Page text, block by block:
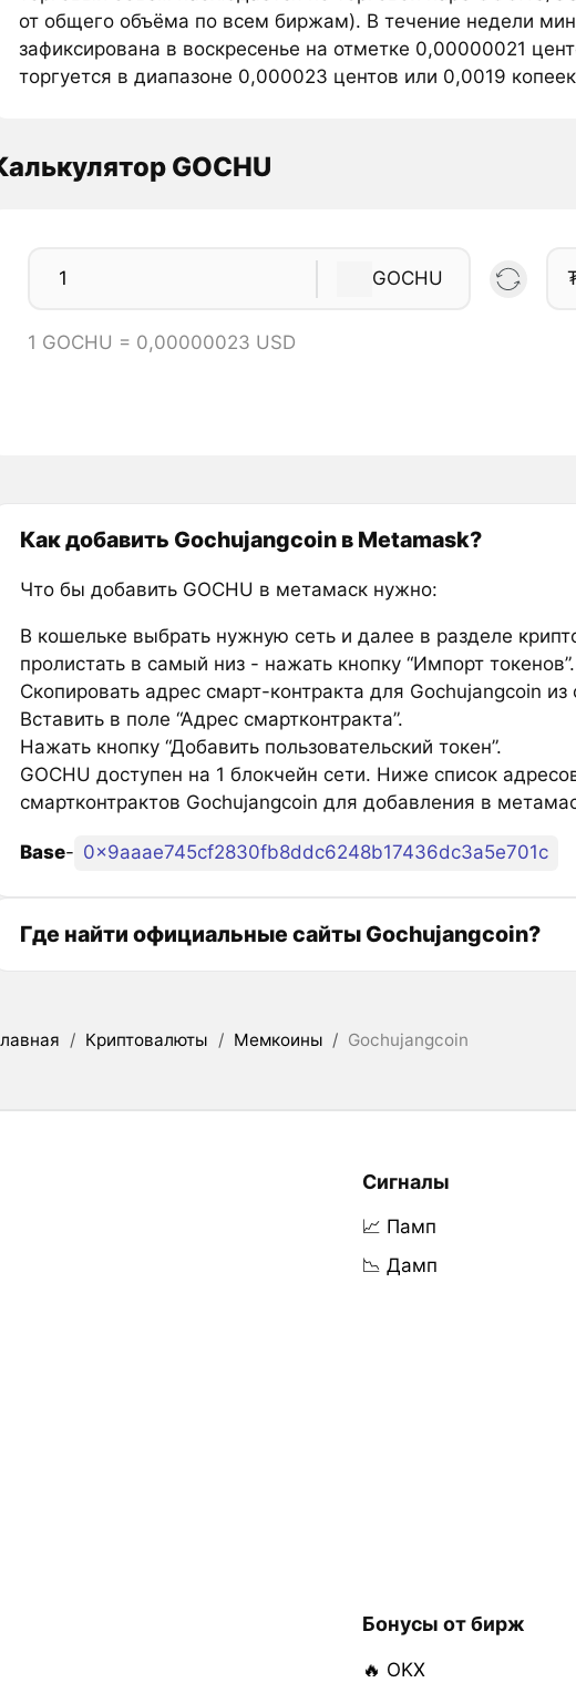
от общего объёма по всем биржам). В течение недели
зафиксирована в воскресенье на отметке 0,00000021
торгуется в диапазоне 0,000023 центов или 0,0019 копеек
GOCHU
GOCHU
1 GOCHU = 0,00000023 USD
Как добавить Gochujangcoin в Metamask?
Что бы добавить GOCHU в метамаск нужно:
В кошельке выбрать нужную сеть и далее в разделе
пролистать в самый низ - нажать кнопку “Импорт токенов”.
Скопировать адрес смарт-контракта для Gochujangcoin из
Вставить в поле “Адрес смартконтракта”.
Нажать кнопку “Добавить пользовательский токен”.
GOCHU доступен на 1 блокчейн сети. Ниже список
смартконтрактов Gochujangcoin для добавления в
Base- 0x9aaae745cf2830fb8ddc6248b17436dc3a5e701c
Где найти официальные сайты Gochujangcoin?
/ Криптовалюты / Мемкоины / Gochujangcoin
Сигналы
📈 Памп
📉 Дамп
Бонусы от бирж
🔥 OKX